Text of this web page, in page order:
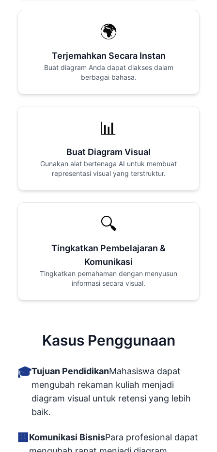
🌍
Terjemahkan Secara Instan
Buat diagram Anda dapat diakses dalam
berbagai bahasa.
📊
Buat Diagram Visual
Gunakan alat bertenaga AI untuk membuat
representasi visual yang terstruktur.
🔍
Tingkatkan Pembelajaran &
Komunikasi
Tingkatkan pemahaman dengan menyusun
informasi secara visual.
Kasus Penggunaan
🎓Tujuan PendidikanMahasiswa dapat
mengubah rekaman kuliah menjadi
diagram visual untuk retensi yang lebih
baik.
🏢 Komunikasi BisnisPara profesional dapat